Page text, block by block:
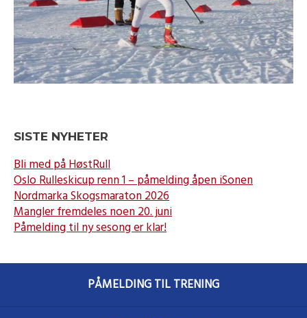
SISTE NYHETER
Bli med på HøstRull
Oslo Rulleskicup renn 1 – påmelding åpen iSonen
Nordmarka Skogsmaraton 2026
Mangler fremdeles noen 20. juni
Påmelding til ny sesong er klar!
PÅMELDING TIL TRENING